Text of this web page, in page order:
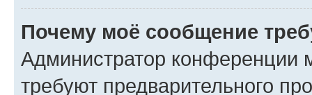
Почему моё сообщение
Администратор конференции
требуют предварительного